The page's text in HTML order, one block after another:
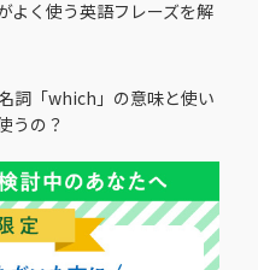
よく使う英語フレーズを解
詞「which」の意味と使い
うの？